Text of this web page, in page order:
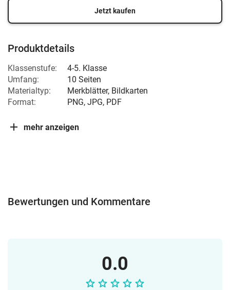
Jetzt kaufen
Produktdetails
Klassenstufe:
4-5. Klasse
Umfang:
10 Seiten
Materialtyp:
Merkblätter, Bildkarten
Format:
PNG, JPG, PDF
mehr anzeigen
Bewertungen und Kommentare
0.0